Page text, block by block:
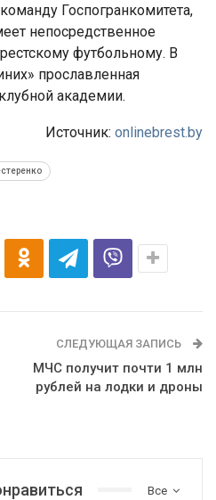
Госпогранкомитета,
непосредственное
футбольному. В
прославленная
академии.
Источник: onlinebrest.by
СЛЕДУЮЩАЯ ЗАПИСЬ
МЧС получит почти 1 млн
рублей на лодки и дроны
Все